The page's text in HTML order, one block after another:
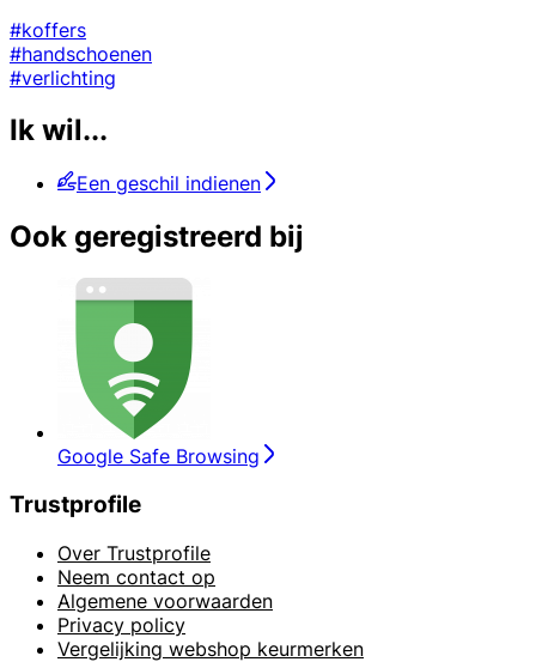
#koffers
#handschoenen
#verlichting
Ik wil...
Een geschil indienen
Ook geregistreerd bij
Google Safe Browsing
Trustprofile
Over Trustprofile
Neem contact op
Algemene voorwaarden
Privacy policy
Vergelijking webshop keurmerken